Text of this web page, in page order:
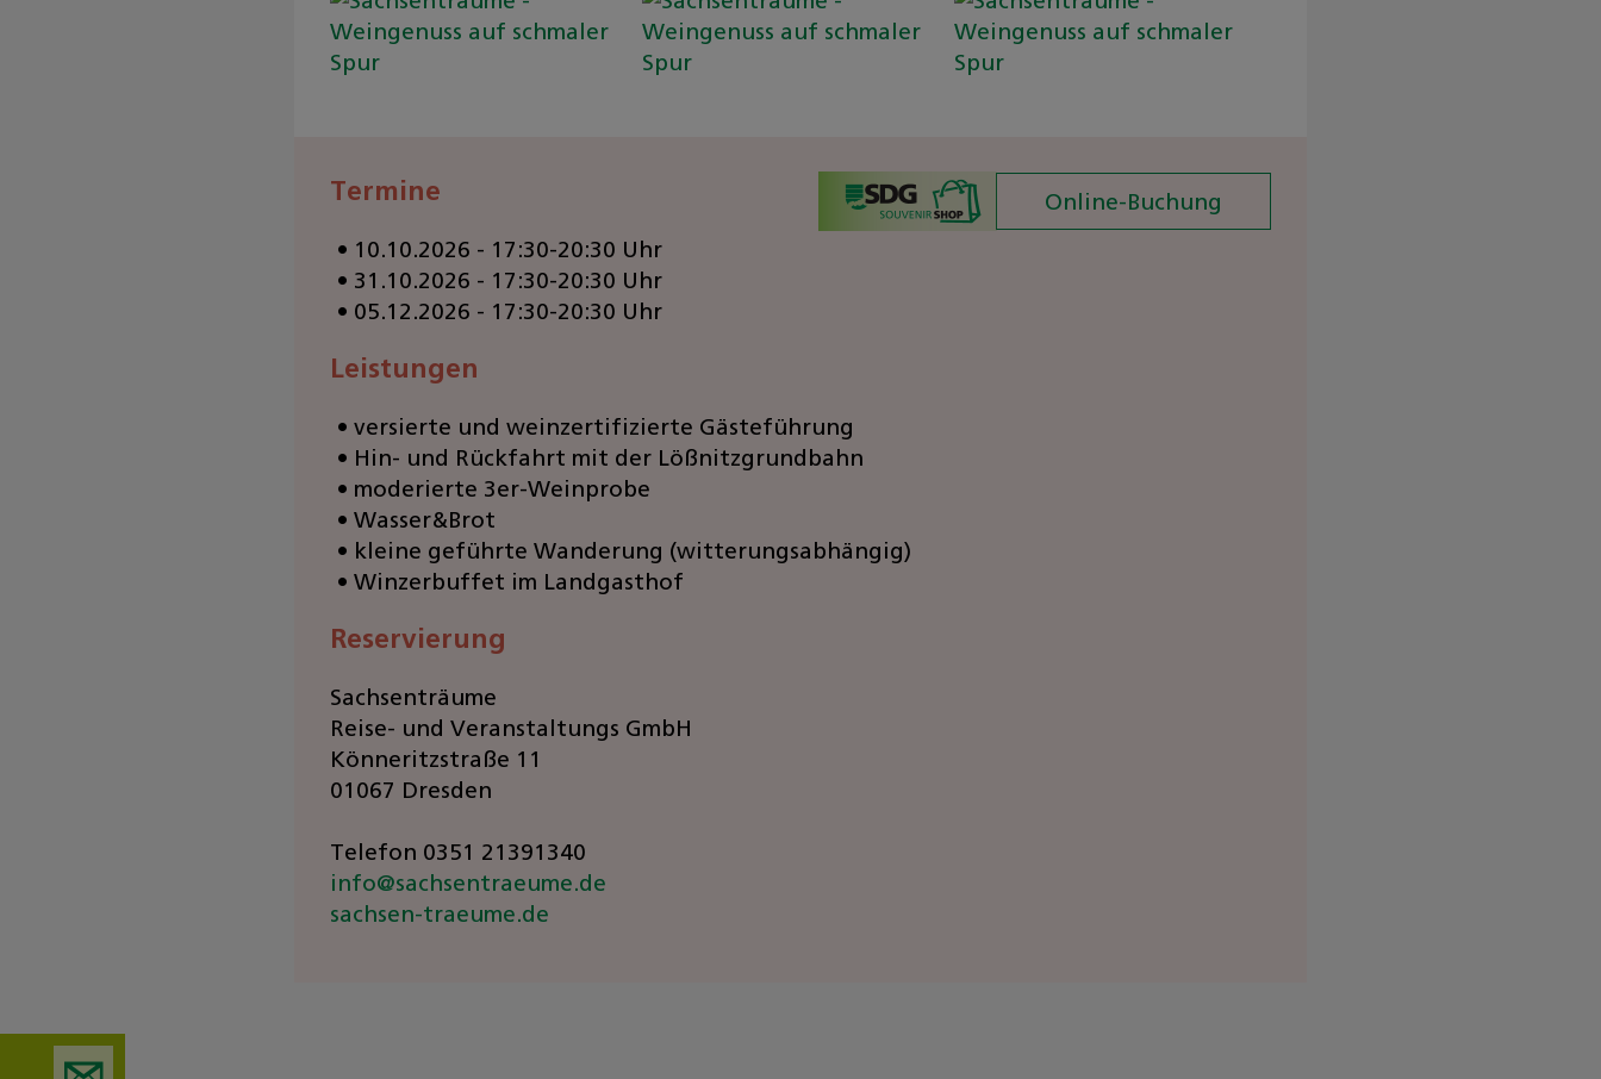
Termine
10.10.2026 - 17:30-20:30 Uhr
31.10.2026 - 17:30-20:30 Uhr
05.12.2026 - 17:30-20:30 Uhr
Online-Buchung
Leistungen
versierte und weinzertifizierte Gästeführung
Hin- und Rückfahrt mit der Lößnitzgrundbahn
moderierte 3er-Weinprobe
Wasser&Brot
kleine geführte Wanderung (witterungsabhängig)
Winzerbuffet im Landgasthof
Reservierung
Sachsenträume
Reise- und Veranstaltungs GmbH
Könneritzstraße 11
01067 Dresden
Telefon 0351 21391340
info@sachsentraeume.de
sachsen-traeume.de